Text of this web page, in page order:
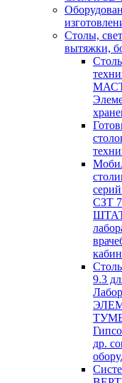
Cтолы,
вытяжки,
СЗТ
9.3
др.